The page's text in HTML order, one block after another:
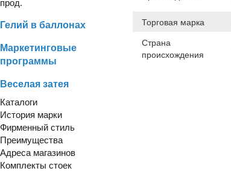
прод.
Гелий в баллонах
Маркетинговые
программы
Веселая затея
Каталоги
История марки
Фирменный стиль
Преимущества
Адреса магазинов
Комплекты стоек
Торговая марка
Страна
происхождения